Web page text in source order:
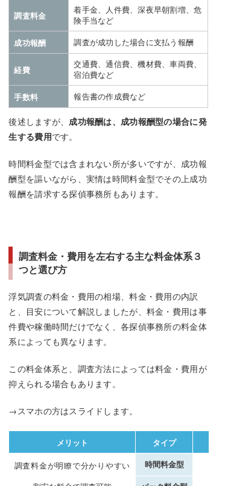
調査料金
着手金、人件費、深夜早朝割増、危
険手当など
成功報酬 調査が成功した場合に支払う報酬
経費
交通費、通信費、機材費、車両費、
宿泊費など
手数料 報告書の作成費など
後述しますが、成功報酬は、成功報酬型の場合に発
生する費用です。
時間料金型では含まれない所が多いですが、成功報
酬型を謳いながら、実情は時間料金型でその上成功
報酬を請求する探偵事務所もあります。
調査料金・費用を左右する主な料金体系３
つと選び方
浮気調査の料金・費用の相場、料金・費用の内訳
と、目安について解説しましたが、料金・費用は事
件費や稼働時間だけでなく、各探偵事務所の料金体
系によっても異なります。
この料金体系と、調査方法によっては料金・費用が
抑えられる場合もあります。
→スマホの方はスライドします。
メリット タイプ
調査料金が明瞭で分かりやすい 時間料金型